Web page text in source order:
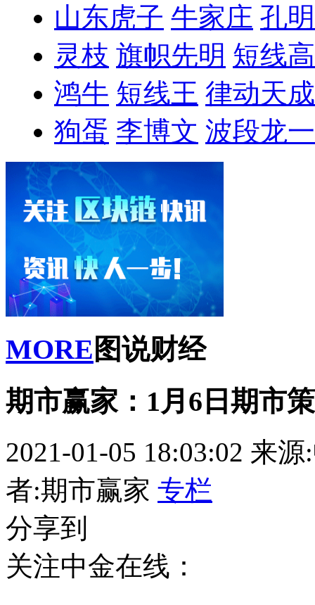
山东虎子 牛家庄 孔
灵枝 旗帜先明 短线
鸿牛 短线王 律动天成
狗蛋 李博文 波段龙一
MORE 图说财经
期市赢家：1月6日期市
2021-01-05 18:03:02 来源
者:期市赢家 专栏
分享到
关注中金在线：